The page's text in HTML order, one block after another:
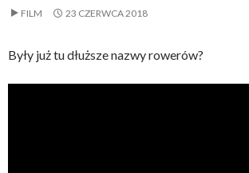
FILM 23 CZERWCA 2018
Były już tu dłuższe nazwy rowerów?